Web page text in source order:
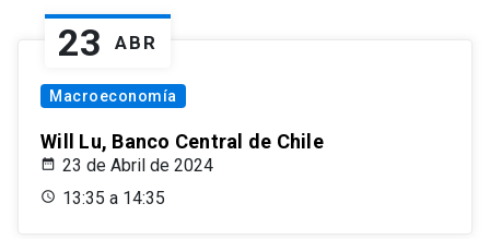
23 ABR
Macroeconomía
Will Lu, Banco Central de Chile
23 de Abril de 2024
13:35 a 14:35